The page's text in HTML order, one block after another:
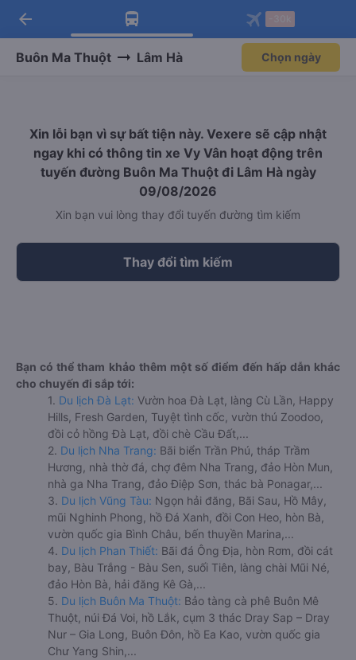
Tải app Vexere ngay!
Nhận ưu đãi thành viên độc
Mở app
Tải app Vexere
-30k/ghế khi đặt vé máy bay qua
Mở app
arrow_back
Buôn Ma Thuột Lâm Hà Chọn ngày
Xin lỗi bạn vì sự bất tiện này. Vexere sẽ cập nhật
ngay khi có thông tin xe Vy Vân hoạt động trên
tuyến đường Buôn Ma Thuột đi Lâm Hà ngày
09/08/2026
Xin bạn vui lòng thay đổi tuyến đường tìm kiếm
Thay đổi tìm kiếm
Bạn có thể tham khảo thêm một số điểm đến hấp dẫn khác
cho chuyến đi sắp tới:
1. Du lịch Đà Lạt: Vườn hoa Đà Lạt, làng Cù Lần, Happy
Hills, Fresh Garden, Tuyệt tình cốc, vườn thú Zoodoo,
đồi cỏ hồng Đà Lạt, đồi chè Cầu Đất,...
2. Du lịch Nha Trang: Bãi biển Trần Phú, tháp Trầm
Hương, nhà thờ đá, chợ đêm Nha Trang, đảo Hòn Mun,
nhà ga Nha Trang, đảo Điệp Sơn, thác bà Ponagar,...
3. Du lịch Vũng Tàu: Ngọn hải đăng, Bãi Sau, Hồ Mây,
mũi Nghinh Phong, hồ Đá Xanh, đồi Con Heo, hòn Bà,
vườn quốc gia Bình Châu, bến thuyền Marina,...
4. Du lịch Phan Thiết: Bãi đá Ông Địa, hòn Rơm, đồi cát
bay, Bàu Trắng - Bàu Sen, suối Tiên, làng chài Mũi Né,
đảo Hòn Bà, hải đăng Kê Gà,...
5. Du lịch Buôn Ma Thuột: Bảo tàng cà phê Buôn Mê
Thuột, núi Đá Voi, hồ Lắk, cụm 3 thác Dray Sap – Dray
Nur – Gia Long, Buôn Đôn, hồ Ea Kao, vườn quốc gia
Chư Yang Shin,...